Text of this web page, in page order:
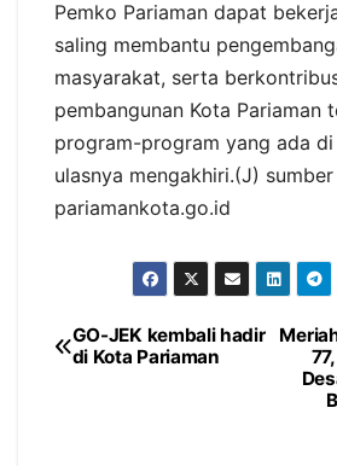
Pemko Pariaman dapat
saling membantu
masyarakat, serta
pembangunan Kota Pariaman
program-program yang ada di
ulasnya mengakhiri.(J) sumber
pariamankota.go.id
Navigasi
GO-JEK kembali hadir
di Kota Pariaman